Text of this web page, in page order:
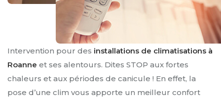
Intervention pour des installations de climatisations à
Roanne et ses alentours. Dites STOP aux fortes
chaleurs et aux périodes de canicule ! En effet, la
pose d’une clim vous apporte un meilleur confort